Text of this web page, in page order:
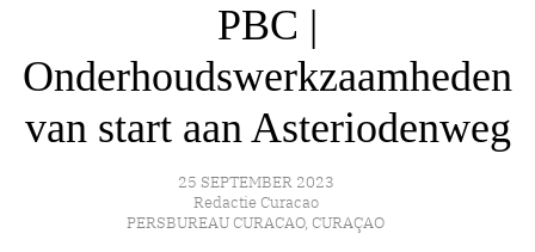
PBC |
Onderhoudswerkzaamheden
van start aan Asteriodenweg
25 SEPTEMBER 2023
Redactie Curacao
PERSBUREAU CURACAO, CURAÇAO